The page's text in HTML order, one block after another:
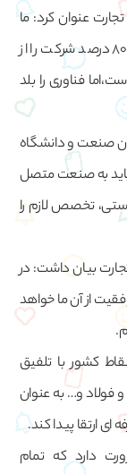
عنوان کرد: ما
دوباره قرار داد بسیار بد منعقد کردیم و بالغ بر 80 درصد شرکت را از
فناوری را بلد
صنعت و دانشگاه
به صنعت متصل
تخصص لازم را
بیان داشت: در
از آن ما خواهد
کشور با تلفیق
و… به عنوان
ارتقا پیدا کند.
دارد که تمام